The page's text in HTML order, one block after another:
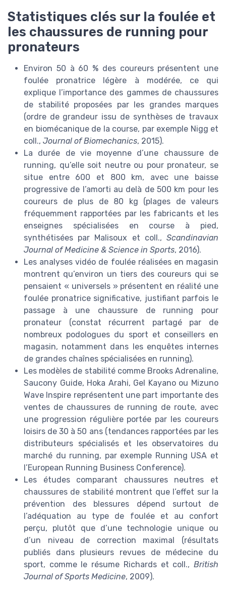
Statistiques clés sur la foulée et
les chaussures de running pour
pronateurs
Environ 50 à 60 % des coureurs présentent une
foulée pronatrice légère à modérée, ce qui
explique l’importance des gammes de chaussures
de stabilité proposées par les grandes marques
(ordre de grandeur issu de synthèses de travaux
en biomécanique de la course, par exemple Nigg et
coll., Journal of Biomechanics, 2015).
La durée de vie moyenne d’une chaussure de
running, qu’elle soit neutre ou pour pronateur, se
situe entre 600 et 800 km, avec une baisse
progressive de l’amorti au delà de 500 km pour les
coureurs de plus de 80 kg (plages de valeurs
fréquemment rapportées par les fabricants et les
enseignes spécialisées en course à pied,
synthétisées par Malisoux et coll., Scandinavian
Journal of Medicine & Science in Sports, 2016).
Les analyses vidéo de foulée réalisées en magasin
montrent qu’environ un tiers des coureurs qui se
pensaient « universels » présentent en réalité une
foulée pronatrice significative, justifiant parfois le
passage à une chaussure de running pour
pronateur (constat récurrent partagé par de
nombreux podologues du sport et conseillers en
magasin, notamment dans les enquêtes internes
de grandes chaînes spécialisées en running).
Les modèles de stabilité comme Brooks Adrenaline,
Saucony Guide, Hoka Arahi, Gel Kayano ou Mizuno
Wave Inspire représentent une part importante des
ventes de chaussures de running de route, avec
une progression régulière portée par les coureurs
loisirs de 30 à 50 ans (tendances rapportées par les
distributeurs spécialisés et les observatoires du
marché du running, par exemple Running USA et
l’European Running Business Conference).
Les études comparant chaussures neutres et
chaussures de stabilité montrent que l’effet sur la
prévention des blessures dépend surtout de
l’adéquation au type de foulée et au confort
perçu, plutôt que d’une technologie unique ou
d’un niveau de correction maximal (résultats
publiés dans plusieurs revues de médecine du
sport, comme le résume Richards et coll., British
Journal of Sports Medicine, 2009).